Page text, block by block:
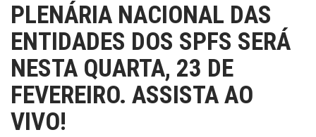
PLENÁRIA NACIONAL DAS
ENTIDADES DOS SPFS SERÁ
NESTA QUARTA, 23 DE
FEVEREIRO. ASSISTA AO
VIVO!